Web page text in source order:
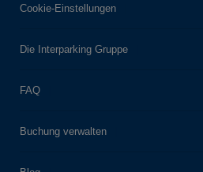
Cookie-Einstellungen
Die Interparking Gruppe
FAQ
Buchung verwalten